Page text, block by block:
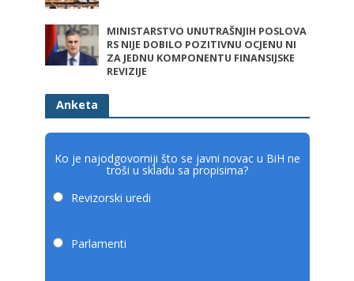
MINISTARSTVO UNUTRAŠNJIH POSLOVA
RS NIJE DOBILO POZITIVNU OCJENU NI
ZA JEDNU KOMPONENTU FINANSIJSKE
REVIZIJE
Anketa
Ko je najodgovorniji što se javni novac u BiH ne
troši u skladu sa propisima?
Revizorski uredi
Parlamenti